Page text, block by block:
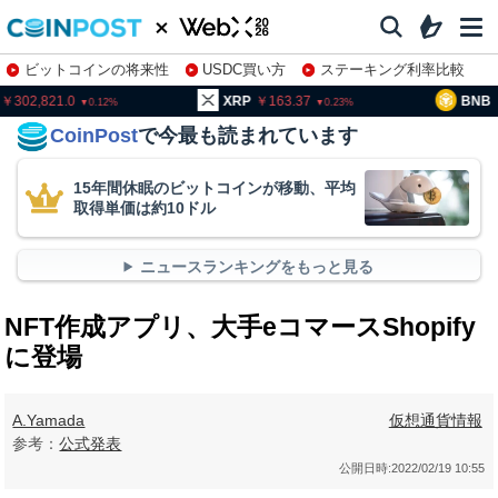
ビットコインの将来性 USDC買い方
ステーキング利率比較
株特集・関連銘柄
0.12 XRP 163.37 0.23 BNB
CoinPostで今最も読まれています
15年間休眠のビットコインが移動、平均
取得単価は約10ドル
ニュースランキングをもっと見る
NFT作成アプリ、大手eコマースShopify
に登場
A.Yamada
参考：公式発表
仮想通貨情報
公開日時:2022/02/19 10:55